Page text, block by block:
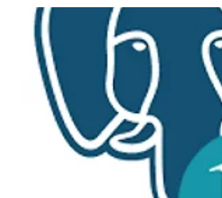
되고 있는지, 리팩토링에서 누락은 없었는지를 확인
는 것이다. 특정 테이블의 변경이 있을때마다 어떠
흔한 방법은 Trigger 이다. 하지만 아쉽게도
Table의 Select 쿼리에 대한 Trigger가 적용되진
을 고..